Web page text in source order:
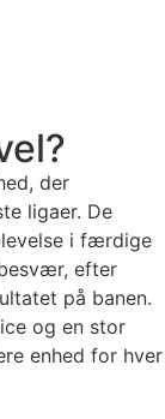
der
ligaer. De
i færdige
efter
på banen.
og en stor
enhed for hver